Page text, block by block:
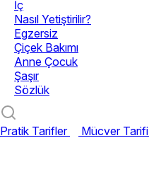
İç
Nasıl Yetiştirilir?
Egzersiz
Çiçek Bakımı
Anne Çocuk
Şaşır
Sözlük
Pratik Tarifler Mücver Tarifi